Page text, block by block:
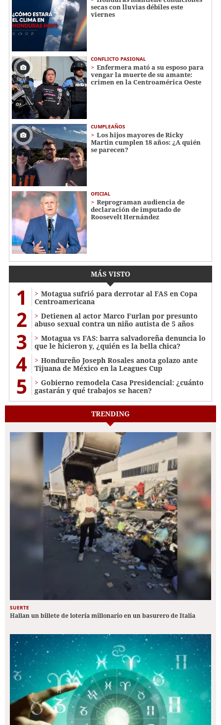
secas con lluvias débiles este
viernes
CONFLICTO PASIONAL
Enfermera mató a su esposo para
vengar la muerte de su amante:
crimen en la Centroamérica Oeste
CUMPLEAÑOS
Los hijos mayores de Ricky
Martin cumplen 18 años: ¿A quién
se parecen?
OFICIAL
Reprograman audiencia de
declaración de imputado de
Roosevelt Hernández
MÁS VISTO
1
Motagua sufrió para derrotar al FAS en Copa
Centroamericana
2
Detienen al actor Marco Furlan por presunto
abuso sexual contra un niño autista de 5 años
3
Motagua vs FAS: barra salvadoreña denuncia lo
que le hicieron y, ¿quién es la bella chica?
4
Hondureño Joseph Rosales anota golazo ante
Tijuana de México en la Leagues Cup
5
Gobierno remodela Casa Presidencial: ¿cuánto
gastarán y qué trabajos se hacen?
TRENDING
SUERTE
Hallan un billete de lotería millonario en un basurero de Italia